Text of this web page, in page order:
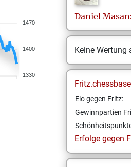
1470
1400
1330
Daniel
Keine Wertung
Elo gegen Fritz:
Gewinnpartien
Erfolge gegen